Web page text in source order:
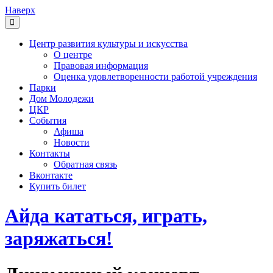
Наверх
Центр развития культуры и искусства
О центре
Правовая информация
Оценка удовлетворенности работой учреждения
Парки
Дом Молодежи
ЦКР
События
Афиша
Новости
Контакты
Обратная связь
Вконтакте
Купить билет
Айда кататься, играть,
заряжаться!